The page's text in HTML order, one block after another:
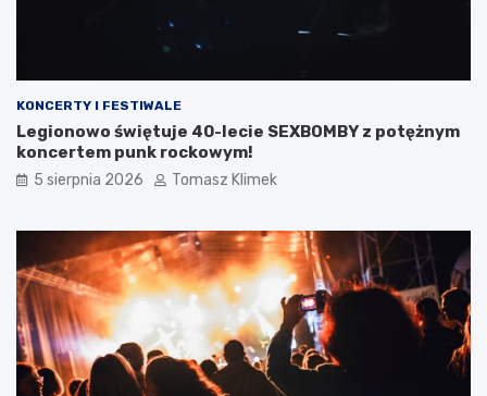
KONCERTY I FESTIWALE
Legionowo świętuje 40-lecie SEXBOMBY z potężnym
koncertem punk rockowym!
5 sierpnia 2026 Tomasz Klimek